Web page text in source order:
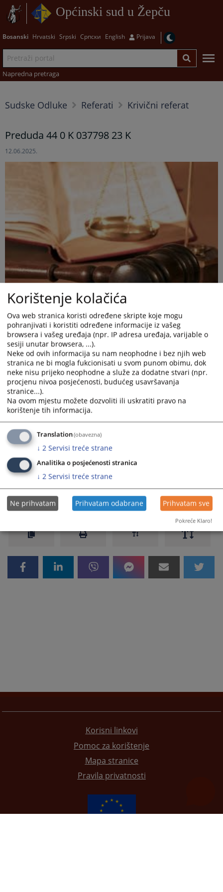
Općinski sud u Žepču
Bosanski Hrvatski Srpski Српски English Prijava
Napredna pretraga
Sudske Odluke Referati Krivični referat
Preduda 44 0 K 037798 23 K
12.06.2025.
Dokument u prilogu
Prateći dokumenti
Preduda 44 0 K 037798 23 K
247PREGLEDA
Korisni linkovi
Pomoc za korištenje
Mapa stranice
Pravila privatnosti
Korištenje kolačića
Ova web stranica koristi određene skripte koje mogu
pohranjivati i koristiti određene informacije iz vašeg
browsera i vašeg uređaja (npr. IP adresa uređaja, varijable o
sesiji unutar browsera, ...).
Neke od ovih informacija su nam neophodne i bez njih web
stranica ne bi mogla fukcionisati u svom punom obimu, dok
neke nisu prijeko neophodne a služe za dodatne stvari (npr.
procjenu nivoa posjećenosti, budućeg usavršavanja
stranice...).
Na ovom mjestu možete dozvoliti ili uskratiti pravo na
korištenje tih informacija.
Translation(obavezna)
↓ 2 Servisi treće strane
Analitika o posjećenosti stranica
↓ 2 Servisi treće strane
Ne prihvatam Prihvatam odabrane Prihvatam sve
Pokreće Klaro!